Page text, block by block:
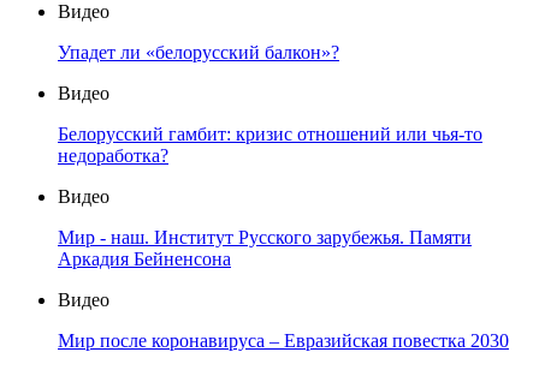
Видео
Упадет ли «белорусский балкон»?
Видео
Белорусский гамбит: кризис отношений или чья-то
недоработка?
Видео
Мир - наш. Институт Русского зарубежья. Памяти
Аркадия Бейненсона
Видео
Мир после коронавируса – Евразийская повестка 2030